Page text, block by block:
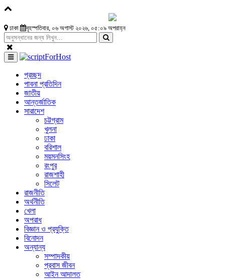
ঢাকা বৃহস্পতিবার, ০৬ অগাস্ট ২০২৬, ০৫:০৯ অপরাহ্ন
প্রচ্ছদ
পাবনা প্রতিদিন
জাতীয়
আন্তর্জাতিক
সারাদেশ
চট্টগ্রাম
খুলনা
ঢাকা
বরিশাল
ময়মনসিংহ
রংপুর
রাজশাহী
সিলেট
রাজনীতি
অর্থনীতি
খেলা
অপরাধ
বিজ্ঞান ও প্রযুক্তি
বিনোদন
অন্যান্য
সম্পাদকীয়
প্রবাস জীবন
আইন আদালত